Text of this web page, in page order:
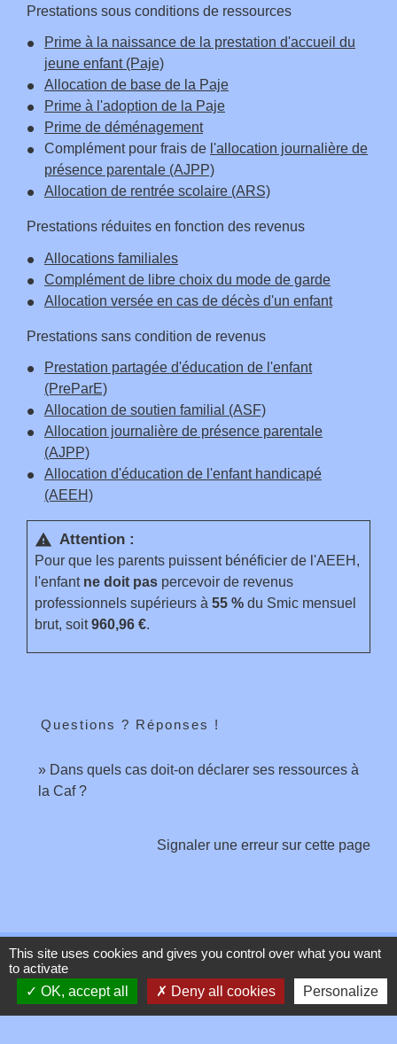
Prestations sous conditions de ressources
Prime à la naissance de la prestation d'accueil du
jeune enfant (Paje)
Allocation de base de la Paje
Prime à l'adoption de la Paje
Prime de déménagement
Complément pour frais de l'allocation journalière de
présence parentale (AJPP)
Allocation de rentrée scolaire (ARS)
Prestations réduites en fonction des revenus
Allocations familiales
Complément de libre choix du mode de garde
Allocation versée en cas de décès d'un enfant
Prestations sans condition de revenus
Prestation partagée d'éducation de l'enfant
(PreParE)
Allocation de soutien familial (ASF)
Allocation journalière de présence parentale
(AJPP)
Allocation d'éducation de l'enfant handicapé
(AEEH)
warning Attention :
Pour que les parents puissent bénéficier de l'AEEH,
l'enfant ne doit pas percevoir de revenus
professionnels supérieurs à 55 % du Smic mensuel
brut, soit960,96 €.
Questions ? Réponses !
Dans quels cas doit-on déclarer ses ressources à
la Caf ?
Signaler une erreur sur cette page
Contacts
Commune de Toussieux
346, Route du Morbier
This site uses cookies and gives you control over what you want
to activate
OK, accept all
Deny all cookies Personalize